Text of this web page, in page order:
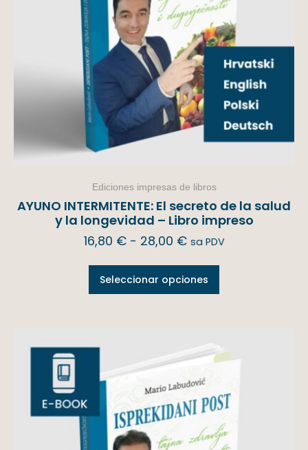
Ediciones impresas de libros
AYUNO INTERMITENTE: El secreto de la salud
y la longevidad – Libro impreso
16,80 € - 28,00 € sa PDV
Seleccionar opciones